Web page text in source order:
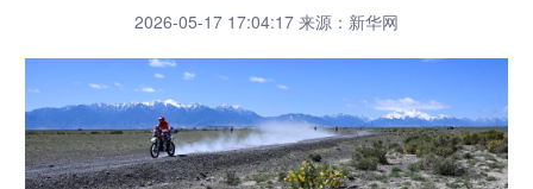
民生 访谈
访惠聚 专题
云游新疆 云端悦读 云看书画 光影新疆
人事频道 融媒体联播 廉政频道 新华视角看新疆
2026-05-17 17:04:17 来源：新华网